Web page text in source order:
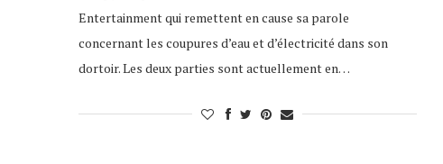
Entertainment qui remettent en cause sa parole
concernant les coupures d’eau et d’électricité dans son
dortoir. Les deux parties sont actuellement en…